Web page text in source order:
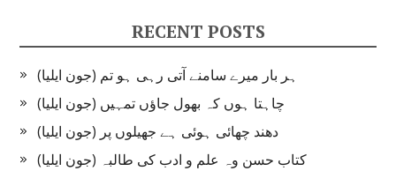
RECENT POSTS
ہر بار میرے سامنے آتی رہی ہو تم (جون ایلیا)
چاہتا ہوں کہ بھول جاؤں تمہیں (جون ایلیا)
دھند چھائی ہوئی ہے جھیلوں پر (جون ایلیا)
کتاب حسن وہ علم و ادب کی طالبہ (جون ایلیا)